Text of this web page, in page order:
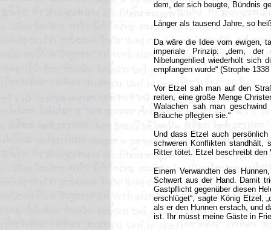
dem, der sich beugte, Bündnis
Länger als tausend Jahre, so
Da wäre die Idee vom ewigen,
imperiale Prinzip: „dem, der
Nibelungenlied wiederholt sich
empfangen wurde“ (Strophe
Vor Etzel sah man auf den
reiten, eine große Menge
Walachen sah man
Bräuche pflegten sie.“
Und dass Etzel auch
schweren Konflikten standhält,
Ritter tötet. Etzel beschreibt den
Einem Verwandten des
Schwert aus der Hand. Damit
Gastpflicht gegenüber diesen
erschlüget“, sagte König Etzel,
als er den Hunnen erstach, und
ist. Ihr müsst meine Gäste in